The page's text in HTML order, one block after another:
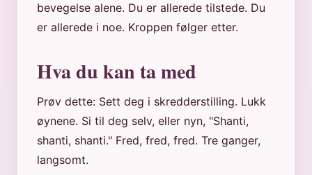
bevegelse alene. Du er allerede tilstede. Du
er allerede i noe. Kroppen følger etter.
Hva du kan ta med
Prøv dette: Sett deg i skredderstilling. Lukk
øynene. Si til deg selv, eller nyn, "Shanti,
shanti, shanti." Fred, fred, fred. Tre ganger,
langsomt.